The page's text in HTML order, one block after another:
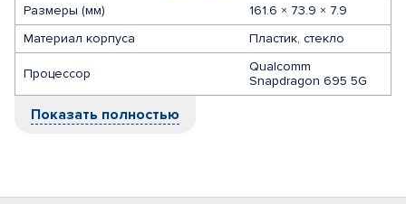
Размеры (мм)
161.6 × 73.9 × 7.9
Материал корпуса
Пластик, стекло
Процессор
Qualcomm
Snapdragon 695 5G
Показать полностью